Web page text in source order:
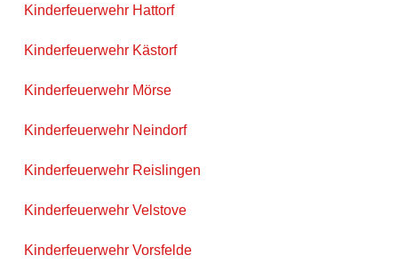
Kinderfeuerwehr Hattorf
Kinderfeuerwehr Kästorf
Kinderfeuerwehr Mörse
Kinderfeuerwehr Neindorf
Kinderfeuerwehr Reislingen
Kinderfeuerwehr Velstove
Kinderfeuerwehr Vorsfelde